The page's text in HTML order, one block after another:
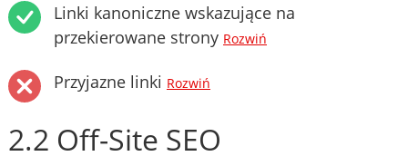
Linki kanoniczne wskazujące na
przekierowane strony Rozwiń
Przyjazne linki Rozwiń
2.2 Off-Site SEO